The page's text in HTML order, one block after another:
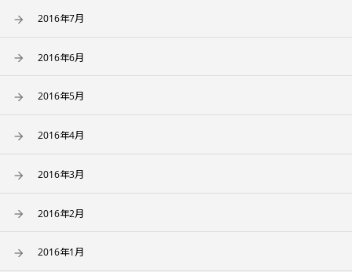
2016年7月
2016年6月
2016年5月
2016年4月
2016年3月
2016年2月
2016年1月